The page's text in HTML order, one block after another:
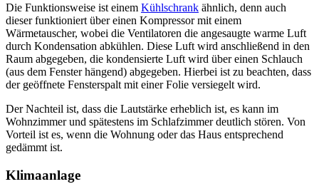
Die Funktionsweise ist einem Kühlschrank ähnlich, denn auch
dieser funktioniert über einen Kompressor mit einem
Wärmetauscher, wobei die Ventilatoren die angesaugte warme Luft
durch Kondensation abkühlen. Diese Luft wird anschließend in den
Raum abgegeben, die kondensierte Luft wird über einen Schlauch
(aus dem Fenster hängend) abgegeben. Hierbei ist zu beachten, dass
der geöffnete Fensterspalt mit einer Folie versiegelt wird.
Der Nachteil ist, dass die Lautstärke erheblich ist, es kann im
Wohnzimmer und spätestens im Schlafzimmer deutlich stören. Von
Vorteil ist es, wenn die Wohnung oder das Haus entsprechend
gedämmt ist.
Klimaanlage